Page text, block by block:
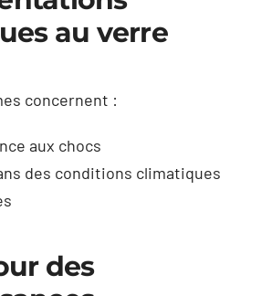
au verre
concernent :
aux chocs
des conditions climatiques
des